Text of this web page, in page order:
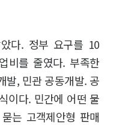
다. 정부 요구를 10
비를 줄였다. 부족한
발, 민관 공동개발. 공
이다. 민간에 어떤 물
는 고객제안형 판매